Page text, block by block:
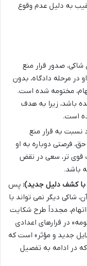
به دلیل عدم وقوع
شاکی، صدور قرار منع
مرحله دادگاه، بدون
مختومه شده است.
باشد، زیرا به هدف
است.
نسبت به قرار منع
فرصتی دوباره به او
قوی تر، سعی در نقض
باشد.
کشف دلیل جدید): پس
شاکی دیگر نمی تواند با
مجدداً طرح شکایت
در قرارهای اعدادی
جدید و مؤثر» است که
در ادامه به تفصیل